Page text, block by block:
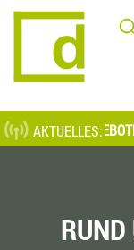
Direkt
AKTUELLES: